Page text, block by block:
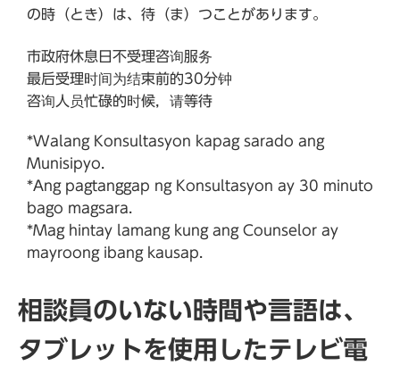
の時（とき）は、待（ま）つことがあります。
市政府休息日不受理咨询服务
最后受理时间为结束前的30分钟
咨询人员忙碌的时候，请等待
*Walang Konsultasyon kapag sarado ang
Munisipyo.
*Ang pagtanggap ng Konsultasyon ay 30 minuto
bago magsara.
*Mag hintay lamang kung ang Counselor ay
mayroong ibang kausap.
相談員のいない時間や言語は、
タブレットを使用したテレビ電